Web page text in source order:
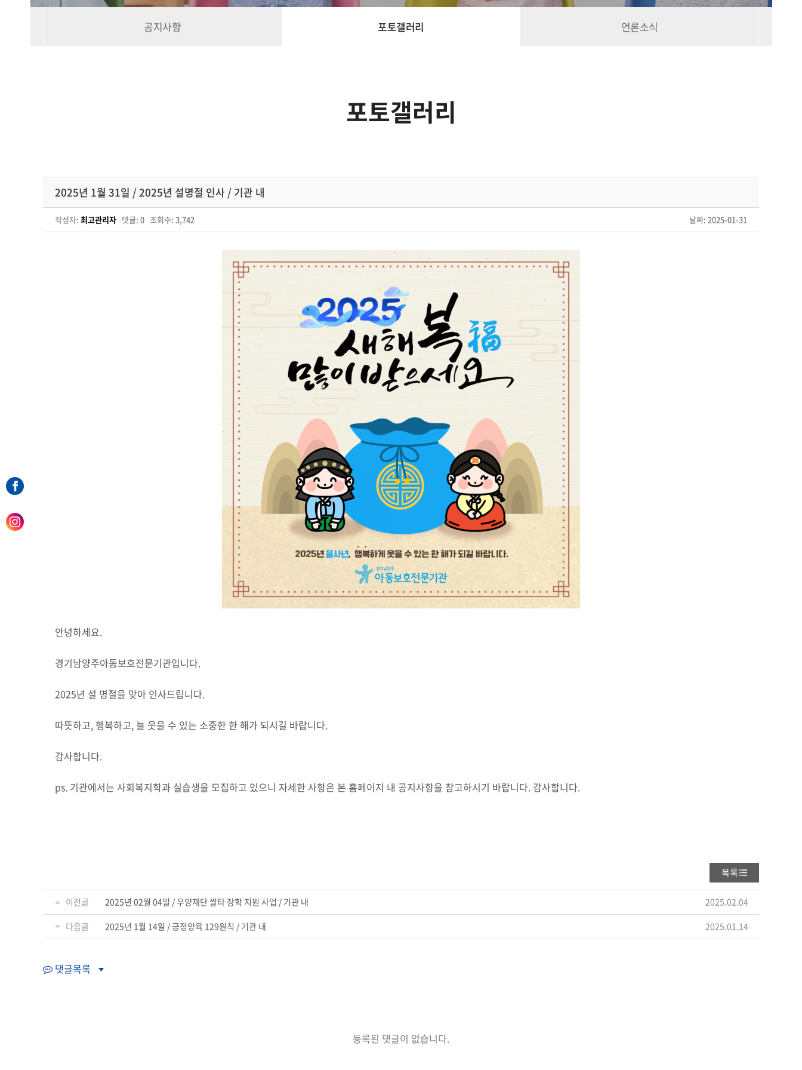
공지사항 포토갤러리 언론소식
포토갤러리
2025년 1월 31일 / 2025년 설명절 인사 / 기관 내
작성자: 최고관리자 댓글: 0 조회수: 3,742 날짜: 2025-01-31
안녕하세요.
경기남양주아동보호전문기관입니다.
2025년 설 명절을 맞아 인사드립니다.
따뜻하고, 행복하고, 늘 웃을 수 있는 소중한 한 해가 되시길 바랍니다.
감사합니다.
ps. 기관에서는 사회복지학과 실습생을 모집하고 있으니 자세한 사항은 본 홈페이지 내 공지사항을 참고하시기 바랍니다. 감사합니다.
목록
이전글 2025년 02월 04일 / 우양재단 쌀타 장학 지원 사업 / 기관 내 2025.02.04
다음글 2025년 1월 14일 / 긍정양육 129원칙 / 기관 내 2025.01.14
댓글목록
등록된 댓글이 없습니다.